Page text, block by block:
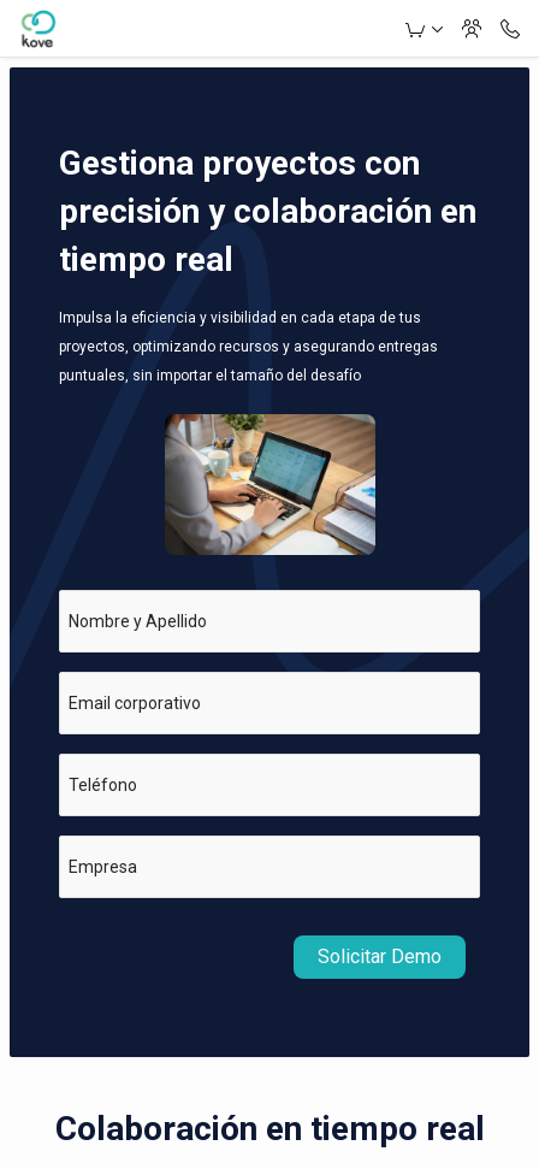
Skip to Main Content
Gestiona proyectos con
precisión y colaboración en
tiempo real
Impulsa la eficiencia y visibilidad en cada etapa de tus
proyectos, optimizando recursos y asegurando entregas
puntuales, sin importar el tamaño del desafío
Nombre y Apellido
Email corporativo
Teléfono
Empresa
Solicitar Demo
Colaboración en tiempo real